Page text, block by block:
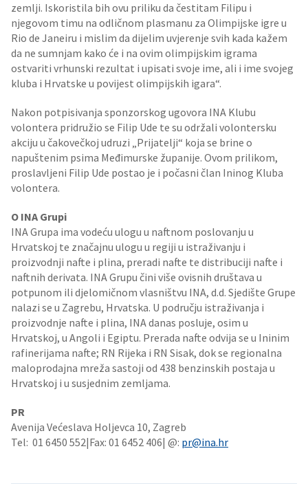
zemlji. Iskoristila bih ovu priliku da čestitam Filipu i
njegovom timu na odličnom plasmanu za Olimpijske igre u
Rio de Janeiru i mislim da dijelim uvjerenje svih kada kažem
da ne sumnjam kako će i na ovim olimpijskim igrama
ostvariti vrhunski rezultat i upisati svoje ime, ali i ime svojeg
kluba i Hrvatske u povijest olimpijskih igara“.
Nakon potpisivanja sponzorskog ugovora INA Klubu
volontera pridružio se Filip Ude te su održali volontersku
akciju u čakovečkoj udruzi „Prijatelji“ koja se brine o
napuštenim psima Međimurske županije. Ovom prilikom,
proslavljeni Filip Ude postao je i počasni član Ininog Kluba
volontera.
O INA Grupi
INA Grupa ima vodeću ulogu u naftnom poslovanju u
Hrvatskoj te značajnu ulogu u regiji u istraživanju i
proizvodnji nafte i plina, preradi nafte te distribuciji nafte i
naftnih derivata. INA Grupu čini više ovisnih društava u
potpunom ili djelomičnom vlasništvu INA, d.d. Sjedište Grupe
nalazi se u Zagrebu, Hrvatska. U području istraživanja i
proizvodnje nafte i plina, INA danas posluje, osim u
Hrvatskoj, u Angoli i Egiptu. Prerada nafte odvija se u Ininim
rafinerijama nafte; RN Rijeka i RN Sisak, dok se regionalna
maloprodajna mreža sastoji od 438 benzinskih postaja u
Hrvatskoj i u susjednim zemljama.
PR
Avenija Većeslava Holjevca 10, Zagreb
Tel: 01 6450 552|Fax: 01 6452 406| @: pr@ina.hr